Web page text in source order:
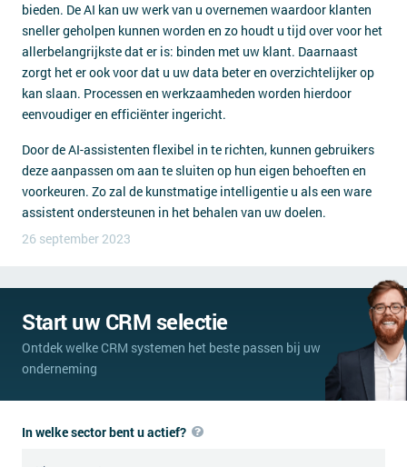
bieden. De AI kan uw werk van u overnemen waardoor klanten
sneller geholpen kunnen worden en zo houdt u tijd over voor het
allerbelangrijkste dat er is: binden met uw klant. Daarnaast
zorgt het er ook voor dat u uw data beter en overzichtelijker op
kan slaan. Processen en werkzaamheden worden hierdoor
eenvoudiger en efficiënter ingericht.
Door de AI-assistenten flexibel in te richten, kunnen gebruikers
deze aanpassen om aan te sluiten op hun eigen behoeften en
voorkeuren. Zo zal de kunstmatige intelligentie u als een ware
assistent ondersteunen in het behalen van uw doelen.
26 september 2023
Start uw CRM selectie
Ontdek welke CRM systemen het beste passen bij uw
onderneming
In welke sector bent u actief?